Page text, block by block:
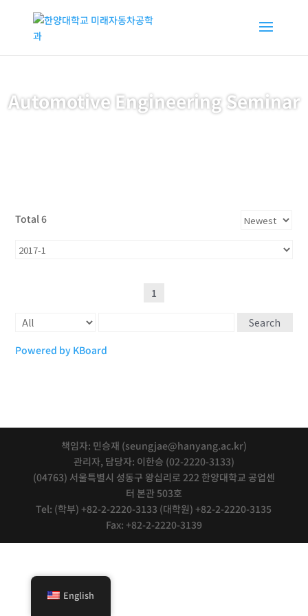
Automotive Engineering Seminar
Total 6
1
Search
Powered by KBoard
책임자: 민승재 (seungjae@hanyang.ac.kr)
관리자, 담당자: 이한승 (02-2220-3133)
(04763) 서울특별시 성동구 왕십리로 222 한양대학교 공업센
터 본관 503호
Tel: (학부) +82-2-2220-3133 (대학원) +82-2-2220-3135
Fax: +82-2-2220-3139
English